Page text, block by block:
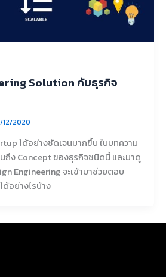
Solution กับธุรกิจ
12/2020
ได้อย่างชัดเจนมากขึ้น ในบทความ
นถึง Concept ของธุรกิจชนิดนี้ และมาดู
Engineering จะเข้ามาช่วยตอบ
อย่างไรบ้าง